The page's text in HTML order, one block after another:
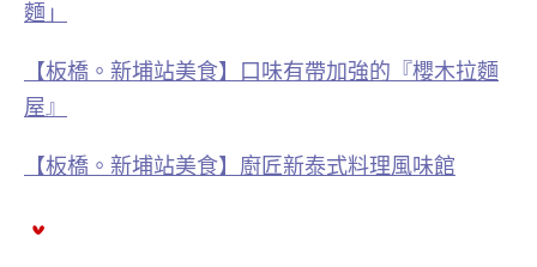
麵」
【板橋。新埔站美食】口味有帶加強的『櫻木拉麵
屋』
【板橋。新埔站美食】廚匠新泰式料理風味館